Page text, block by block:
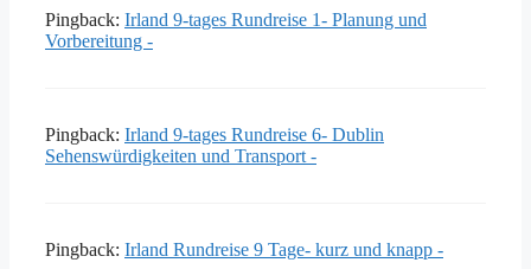
Pingback: Irland 9-tages Rundreise 1- Planung und
Vorbereitung -
Pingback: Irland 9-tages Rundreise 6- Dublin
Sehenswürdigkeiten und Transport -
Pingback: Irland Rundreise 9 Tage- kurz und knapp -